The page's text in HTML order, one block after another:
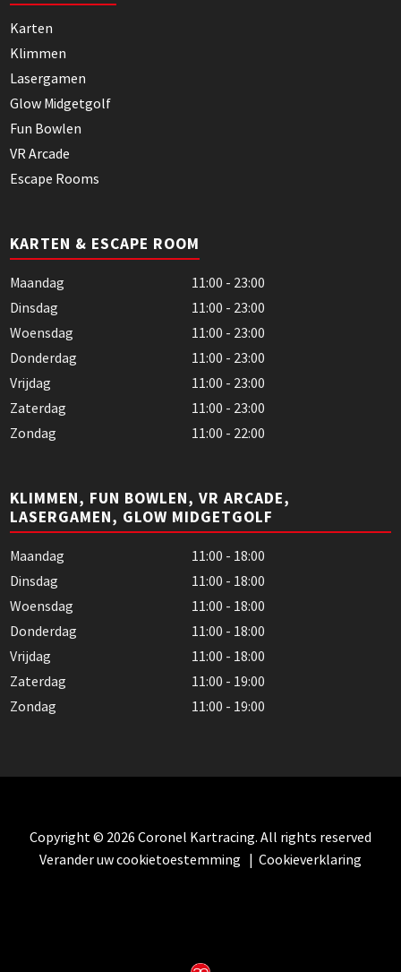
Karten
Klimmen
Lasergamen
Glow Midgetgolf
Fun Bowlen
VR Arcade
Escape Rooms
KARTEN & ESCAPE ROOM
Maandag
11:00 - 23:00
Dinsdag
11:00 - 23:00
Woensdag
11:00 - 23:00
Donderdag
11:00 - 23:00
Vrijdag
11:00 - 23:00
Zaterdag
11:00 - 23:00
Zondag
11:00 - 22:00
KLIMMEN, FUN BOWLEN, VR ARCADE,
LASERGAMEN, GLOW MIDGETGOLF
Maandag
11:00 - 18:00
Dinsdag
11:00 - 18:00
Woensdag
11:00 - 18:00
Donderdag
11:00 - 18:00
Vrijdag
11:00 - 18:00
Zaterdag
11:00 - 19:00
Zondag
11:00 - 19:00
Copyright © 2026 Coronel Kartracing. All rights reserved
Verander uw cookietoestemming | Cookieverklaring